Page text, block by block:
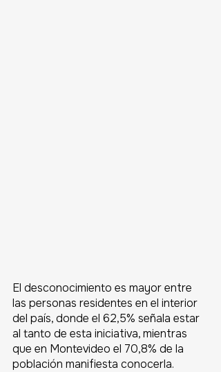
El desconocimiento es mayor entre
las personas residentes en el interior
del país, donde el 62,5% señala estar
al tanto de esta iniciativa, mientras
que en Montevideo el 70,8% de la
población manifiesta conocerla.